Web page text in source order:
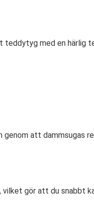
teddytyg med en
genom att
gör att du snabbt